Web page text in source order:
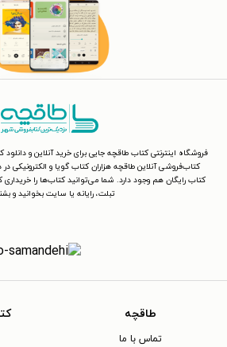
فروشگاه اینترنتی کتاب طاقچه جایی برای خرید آنلاین و
کتاب‌فروشی آنلاین طاقچه هزاران کتاب گویا و
کتاب رایگان هم وجود دارد. شما می‌توانید کتاب‌ها را خریداری
تبلت، رایانه یا سایت بخوانید و
طاقچه
تماس با ما